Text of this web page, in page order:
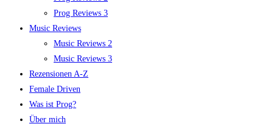
Prog Reviews 3
Music Reviews
Music Reviews 2
Music Reviews 3
Rezensionen A-Z
Female Driven
Was ist Prog?
Über mich